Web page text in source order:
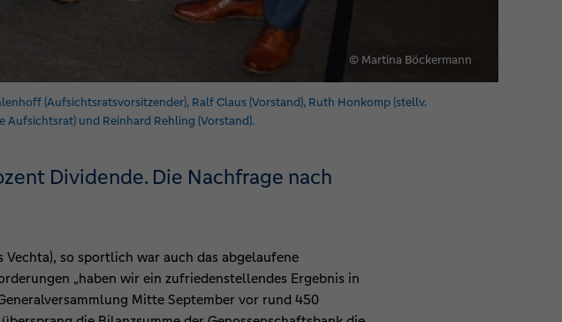
© Martina Böckermann
(Aufsichtsratsvorsitzender), Ralf Claus (Vorstand), Ruth Honkomp (stellv.
und Reinhard Rehling (Vorstand).
Dividende. Die Nachfrage nach
so sportlich war auch das abgelaufene
„haben wir ein zufriedenstellendes Ergebnis in
Mitte September vor rund 450